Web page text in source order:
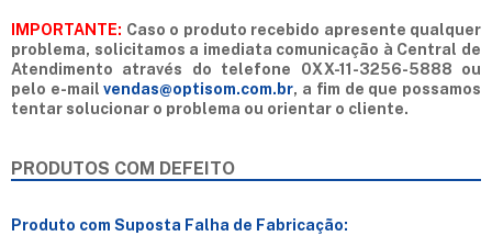
IMPORTANTE: Caso o produto recebido apresente qualquer
problema, solicitamos a imediata comunicação à Central de
Atendimento através do telefone 0XX-11-3256-5888 ou
pelo e-mailvendas@optisom.com.br, a fim de que possamos
tentar solucionar o problema ou orientar o cliente.
PRODUTOS COM DEFEITO
Produto com Suposta Falha de Fabricação: